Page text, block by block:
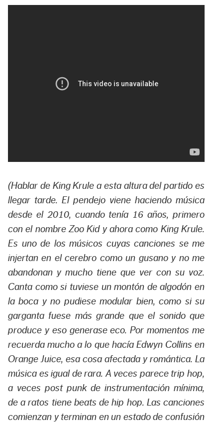
(Hablar de King Krule a esta altura del partido es
llegar tarde. El pendejo viene haciendo música
desde el 2010, cuando tenía 16 años, primero
con el nombre Zoo Kid y ahora como King Krule.
Es uno de los músicos cuyas canciones se me
injertan en el cerebro como un gusano y no me
abandonan y mucho tiene que ver con su voz.
Canta como si tuviese un montón de algodón en
la boca y no pudiese modular bien, como si su
garganta fuese más grande que el sonido que
produce y eso generase eco. Por momentos me
recuerda mucho a lo que hacía Edwyn Collins en
Orange Juice, esa cosa afectada y romántica. La
música es igual de rara. A veces parece trip hop,
a veces post punk de instrumentación mínima,
de a ratos tiene beats de hip hop. Las canciones
comienzan y terminan en un estado de confusión